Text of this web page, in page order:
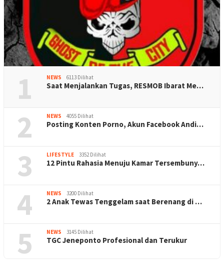
1 NEWS 6113 Dilihat
Saat Menjalankan Tugas, RESMOB Ibarat Me…
2 NEWS 4055 Dilihat
Posting Konten Porno, Akun Facebook Andi…
3 LIFESTYLE 3352 Dilihat
12 Pintu Rahasia Menuju Kamar Tersembuny…
4 NEWS 3200 Dilihat
2 Anak Tewas Tenggelam saat Berenang di …
5 NEWS 3145 Dilihat
TGC Jeneponto Profesional dan Terukur